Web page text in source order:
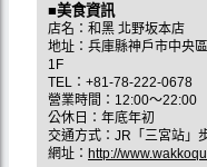
■美食資訊
店名：和黑 北野坂本店
地址：兵庫縣神戶市中央
1F
TEL：+81-78-222-0678
營業時間：12:00〜22:00
公休日：年底年初
交通方式：JR「三宮站」
網址： http://